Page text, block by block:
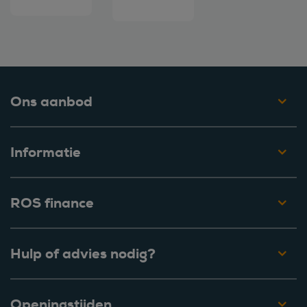
Ons aanbod
Informatie
ROS finance
Hulp of advies nodig?